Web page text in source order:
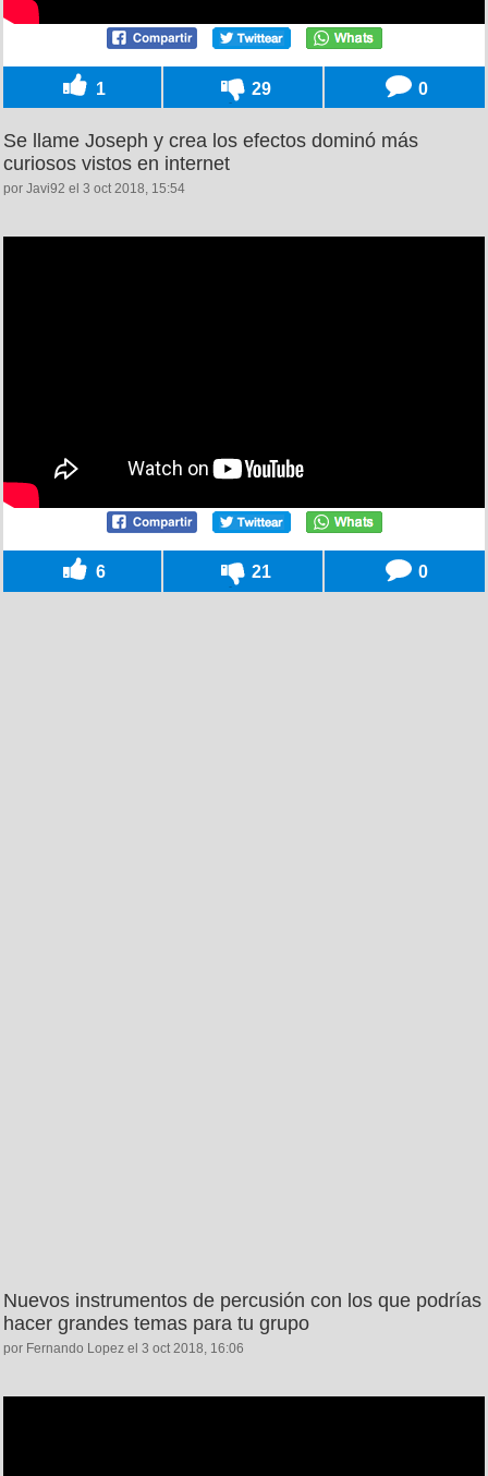
1 29 0
Se llame Joseph y crea los efectos dominó más
curiosos vistos en internet
por Javi92 el 3 oct 2018, 15:54
6 21 0
Nuevos instrumentos de percusión con los que podrías
hacer grandes temas para tu grupo
por Fernando Lopez el 3 oct 2018, 16:06